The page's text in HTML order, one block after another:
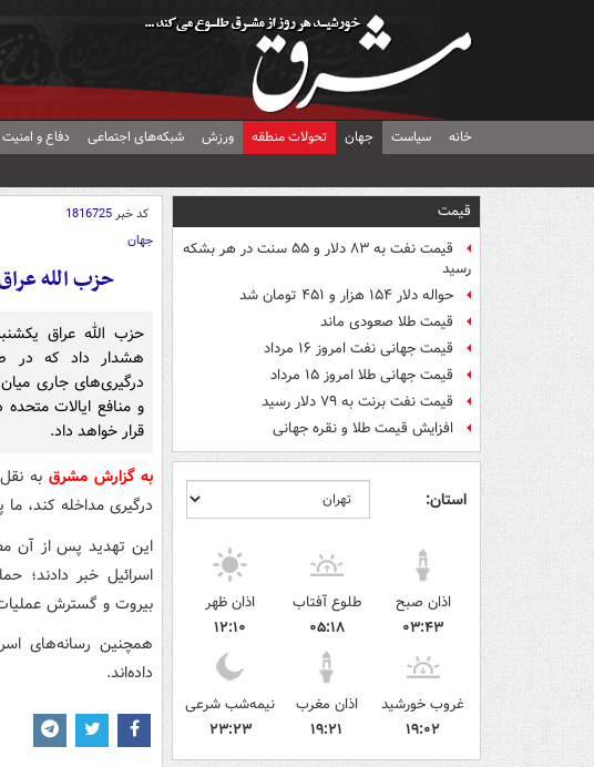
خانه سیاست جهان تحولات منطقه ورزش شبکه‌های اجتماعی دفاع و امنیت
قیمت
قیمت نفت به ۸۳ دلار و ۵۵ سنت در هر بشکه
رسید
حواله دلار ۱۵۴ هزار و ۴۵۱ تومان شد
قیمت طلا صعودی ماند
قیمت جهانی نفت امروز ۱۶ مرداد
قیمت جهانی طلا امروز ۱۵ مرداد
قیمت نفت برنت به ۷۹ دلار رسید
افزایش قیمت طلا و نقره جهانی
استان:
اذان صبح
۰۳:۴۳
طلوع آفتاب
۰۵:۱۸
اذان ظهر
۱۲:۱۰
غروب خورشید
۱۹:۰۲
اذان مغرب
۱۹:۲۱
نیمه‌شب شرعی
۲۳:۲۳
کد خبر1816725
جهان
حزب الله
حزب الله عراق
هشدار داد که در
درگیری‌های جاری میان
و منافع ایالات
قرار خواهد داد.
به گزارش مشرق به
درگیری مداخله کند،
این تهدید پس از آن
اسرائیل خبر دادند؛
بیروت و گسترش
همچنین رسانه‌های
داده‌اند.